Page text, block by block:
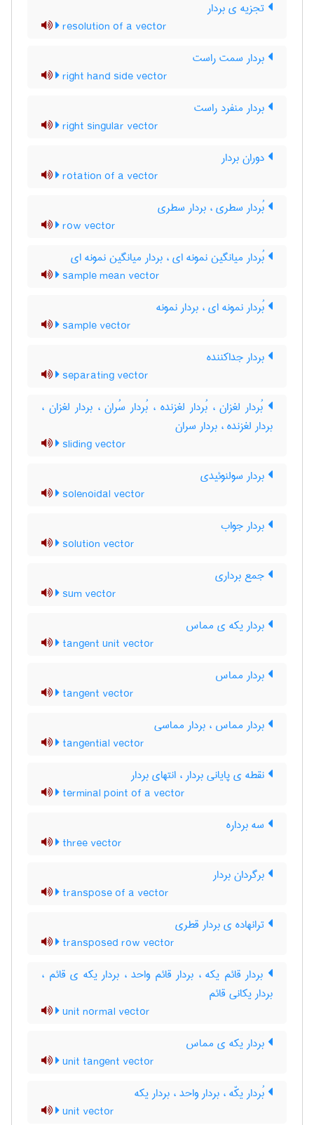
تجزیه ی بردار
resolution of a vector
بردار سمت راست
right hand side vector
بردار منفرد راست
right singular vector
دوران بردار
rotation of a vector
بُردار سطری ، بردار سطری
row vector
بُردار میانگین نمونه ای ، بردار میانگین نمونه ای
sample mean vector
بُردار نمونه ای ، بردار نمونه
sample vector
بردار جداکننده
separating vector
بُردار لغزان ، بُردار لغزنده ، بُردار سُران ، بردار لغزان ،
بردار لغزنده ، بردار سران
sliding vector
بردار سولنوئیدی
solenoidal vector
بردار جواب
solution vector
جمع برداری
sum vector
بردار یکه ی مماس
tangent unit vector
بردار مماس
tangent vector
بردار مماس ، بردار مماسی
tangential vector
نقطه ی پایانی بردار ، انتهای بردار
terminal point of a vector
سه برداره
three vector
برگردان بردار
transpose of a vector
ترانهاده ی بردار قطری
transposed row vector
بردار قائم یکه ، بردار قائم واحد ، بردار یکه ی قائم ،
بردار یکانی قائم
unit normal vector
بردار یکه ی مماس
unit tangent vector
بُردار یکّه ، بردار واحد ، بردار یکه
unit vector